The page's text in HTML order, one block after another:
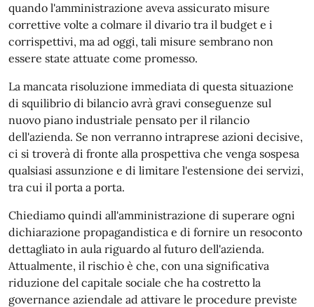
quando l'amministrazione aveva assicurato misure
correttive volte a colmare il divario tra il budget e i
corrispettivi, ma ad oggi, tali misure sembrano non
essere state attuate come promesso.
La mancata risoluzione immediata di questa situazione
di squilibrio di bilancio avrà gravi conseguenze sul
nuovo piano industriale pensato per il rilancio
dell'azienda. Se non verranno intraprese azioni decisive,
ci si troverà di fronte alla prospettiva che venga sospesa
qualsiasi assunzione e di limitare l'estensione dei servizi,
tra cui il porta a porta.
Chiediamo quindi all'amministrazione di superare ogni
dichiarazione propagandistica e di fornire un resoconto
dettagliato in aula riguardo al futuro dell'azienda.
Attualmente, il rischio è che, con una significativa
riduzione del capitale sociale che ha costretto la
governance aziendale ad attivare le procedure previste